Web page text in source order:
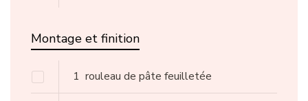
Montage et finition
1 rouleau de pâte feuilletée